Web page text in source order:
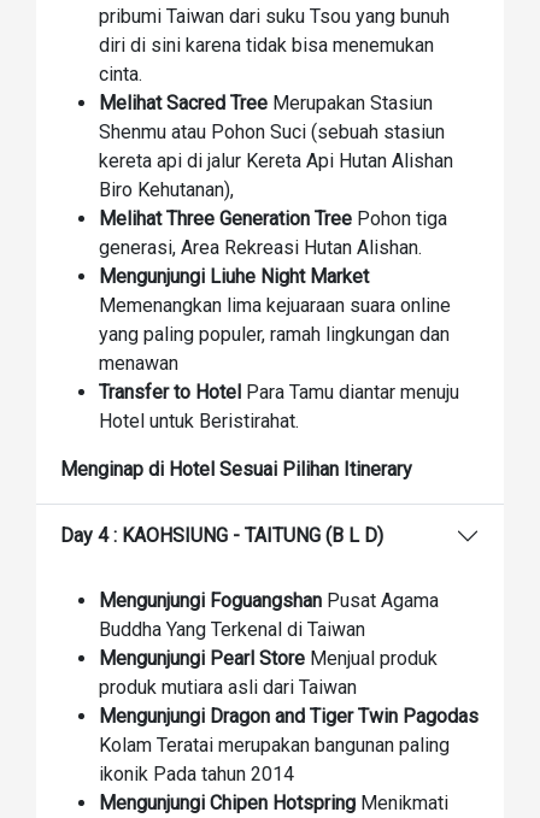
pribumi Taiwan dari suku Tsou yang bunuh
diri di sini karena tidak bisa menemukan
cinta.
Melihat Sacred Tree Merupakan Stasiun
Shenmu atau Pohon Suci (sebuah stasiun
kereta api di jalur Kereta Api Hutan Alishan
Biro Kehutanan),
Melihat Three Generation Tree Pohon tiga
generasi, Area Rekreasi Hutan Alishan.
Mengunjungi Liuhe Night Market
Memenangkan lima kejuaraan suara online
yang paling populer, ramah lingkungan dan
menawan
Transfer to Hotel Para Tamu diantar menuju
Hotel untuk Beristirahat.
Menginap di Hotel Sesuai Pilihan Itinerary
Day 4 : KAOHSIUNG - TAITUNG (B L D)
Mengunjungi Foguangshan Pusat Agama
Buddha Yang Terkenal di Taiwan
Mengunjungi Pearl Store Menjual produk
produk mutiara asli dari Taiwan
Mengunjungi Dragon and Tiger Twin Pagodas
Kolam Teratai merupakan bangunan paling
ikonik Pada tahun 2014
Mengunjungi Chipen Hotspring Menikmati